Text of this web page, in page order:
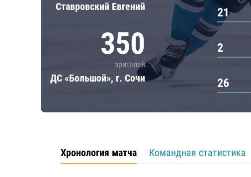
Ставровский Евгений
350
зрителей
ДС «Большой», г. Сочи
21
2
26
Хронология матча Командная статистика